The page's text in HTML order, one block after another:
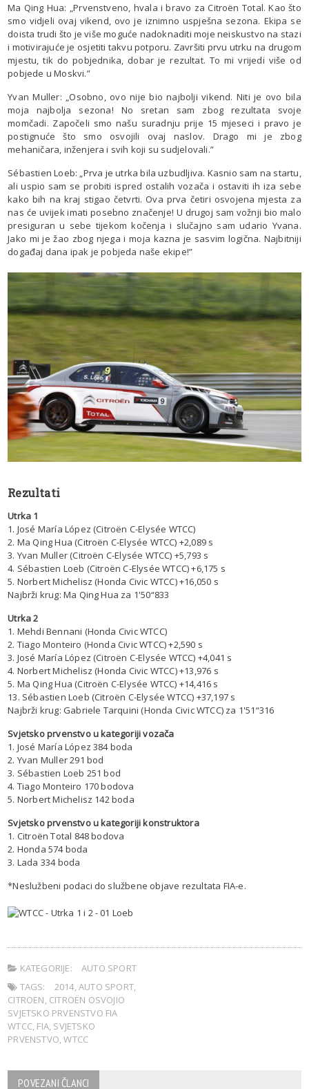
Ma Qing Hua: „Prvenstveno, hvala i bravo za Citroën Total. Kao što
smo vidjeli ovaj vikend, ovo je iznimno uspješna sezona. Ekipa se
doista trudi što je više moguće nadoknaditi moje neiskustvo na stazi
i motivirajuće je osjetiti takvu potporu. Završiti prvu utrku na drugom
mjestu, tik do pobjednika, dobar je rezultat. To mi vrijedi više od
pobjede u Moskvi.”
Yvan Muller: „Osobno, ovo nije bio najbolji vikend. Niti je ovo bila
moja najbolja sezona! No sretan sam zbog rezultata svoje
momčadi. Započeli smo našu suradnju prije 15 mjeseci i pravo je
postignuće što smo osvojili ovaj naslov. Drago mi je zbog
mehaničara, inženjera i svih koji su sudjelovali.”
Sébastien Loeb: „Prva je utrka bila uzbudljiva. Kasnio sam na startu,
ali uspio sam se probiti ispred ostalih vozača i ostaviti ih iza sebe
kako bih na kraj stigao četvrti. Ova prva četiri osvojena mjesta za
nas će uvijek imati posebno značenje! U drugoj sam vožnji bio malo
presiguran u sebe tijekom kočenja i slučajno sam udario Yvana.
Jako mi je žao zbog njega i moja kazna je sasvim logična. Najbitniji
događaj dana ipak je pobjeda naše ekipe!”
Rezultati
Utrka 1
1. José María López (Citroën C-Elysée WTCC)
2. Ma Qing Hua (Citroën C-Elysée WTCC) +2,089 s
3. Yvan Muller (Citroën C-Elysée WTCC) +5,793 s
4. Sébastien Loeb (Citroën C-Elysée WTCC) +6,175 s
5. Norbert Michelisz (Honda Civic WTCC) +16,050 s
Najbrži krug: Ma Qing Hua za 1'50“833
Utrka 2
1. Mehdi Bennani (Honda Civic WTCC)
2. Tiago Monteiro (Honda Civic WTCC) +2,590 s
3. José María López (Citroën C-Elysée WTCC) +4,041 s
4. Norbert Michelisz (Honda Civic WTCC) +13,976 s
5. Ma Qing Hua (Citroën C-Elysée WTCC) +14,416 s
13. Sébastien Loeb (Citroën C-Elysée WTCC) +37,197 s
Najbrži krug: Gabriele Tarquini (Honda Civic WTCC) za 1'51“316
Svjetsko prvenstvo u kategoriji vozača
1. José María López 384 boda
2. Yvan Muller 291 bod
3. Sébastien Loeb 251 bod
4. Tiago Monteiro 170 bodova
5. Norbert Michelisz 142 boda
Svjetsko prvenstvo u kategoriji konstruktora
1. Citroën Total 848 bodova
2. Honda 574 boda
3. Lada 334 boda
*Neslužbeni podaci do službene objave rezultata FIA-e.
KATEGORIJE:
AUTO SPORT
TAGS:
2014,AUTO SPORT,
CITROEN, CITROËN OSVOJIO
SVJETSKO PRVENSTVO FIA
WTCC, FIA, SVJETSKO
PRVENSTVO,WTCC
POVEZANI ČLANCI